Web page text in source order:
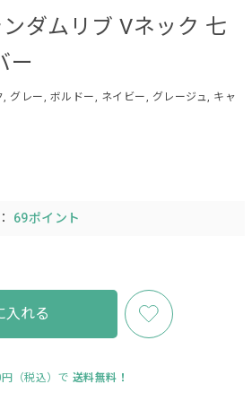
ダムリブ Vネック 七
ー
, グレー, ボルドー, ネイビー, グレージュ, キャ
69ポイント
入れる
（税込）で 送料無料！